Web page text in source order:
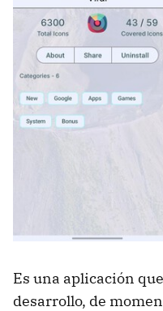
Es una aplicación
desarrollo, de